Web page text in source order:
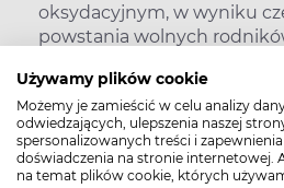
Używamy plików cookie
Możemy je zamieścić w celu analizy
odwiedzających, ulepszenia naszej
spersonalizowanych treści i
doświadczenia na stronie internetowej.
na temat plików cookie, których
oksydacyjnym, w wyniku
powstania wolnych
powstającej w wyniku
lipidów. Podobne
antyoksydanty jak cynk,
3. stosowane doustnie.